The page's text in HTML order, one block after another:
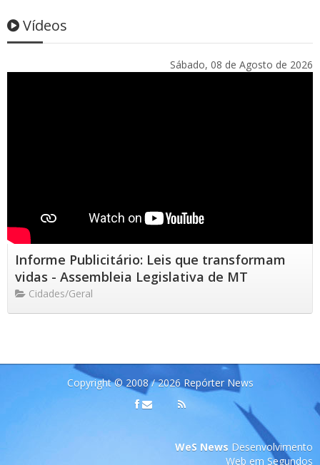
Vídeos
Sábado, 08 de Agosto de 2026
Informe Publicitário: Leis que transformam
vidas - Assembleia Legislativa de MT
Cidades/Geral
Copyright © 2008 / 2026 Repórter News
WeS News Desenvolvimento
Web em Segundos